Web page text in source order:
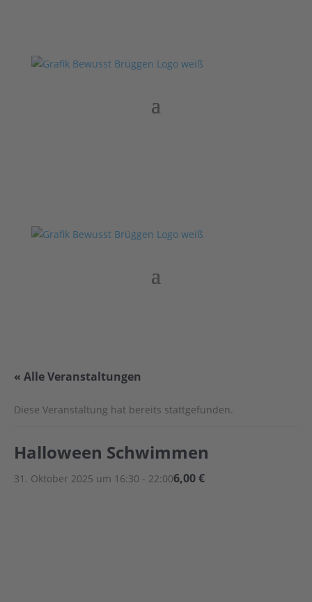
« Alle Veranstaltungen
Diese Veranstaltung hat bereits stattgefunden.
Halloween Schwimmen
31. Oktober 2025 um 16:30 - 22:006,00 €